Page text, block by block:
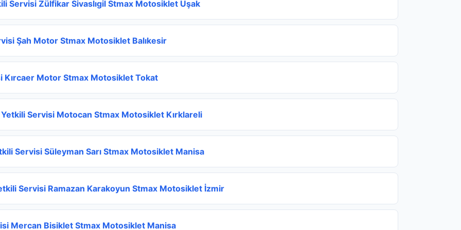
Servisi Zülfikar Sivaslıgil Stmax Motosiklet Uşak
Şah Motor Stmax Motosiklet Balıkesir
Motor Stmax Motosiklet Tokat
Servisi Motocan Stmax Motosiklet Kırklareli
Servisi Süleyman Sarı Stmax Motosiklet Manisa
Servisi Ramazan Karakoyun Stmax Motosiklet İzmir
Mercan Bisiklet Stmax Motosiklet Manisa